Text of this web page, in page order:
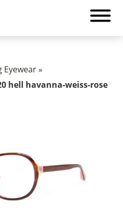
Eyewear»
hell havanna-weiss-rose